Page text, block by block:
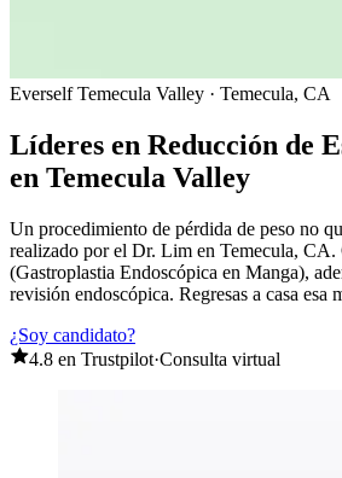
Everself Temecula Valley · Temecula, CA
Líderes en Reducción de
en Temecula Valley
Un procedimiento de pérdida de peso no
realizado por el Dr. Lim en Temecula, CA.
(Gastroplastia Endoscópica en Manga),
revisión endoscópica. Regresas a casa esa
¿Soy candidato?
4.8 en Trustpilot·Consulta virtual